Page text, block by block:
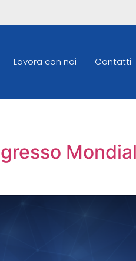
Lavora con noi Contatti